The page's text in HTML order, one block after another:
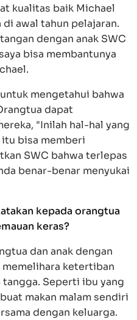
kualitas baik Michael
awal tahun pelajaran.
dengan anak SWC
bisa membantunya
mengetahui bahwa
dapat
"Inilah hal-hal yang
itu bisa memberi
SWC bahwa terlepas
benar-benar menyukai
kepada orangtua
keras?
dan anak dengan
ketertiban
Seperti ibu yang
makan malam sendiri
dengan keluarga.